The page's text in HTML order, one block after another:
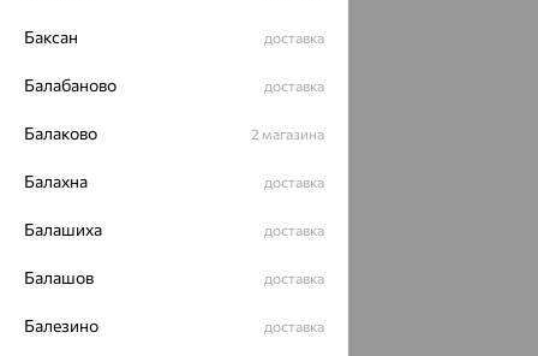
Баксан доставка
Балабаново доставка
Балаково 2 магазина
Балахна доставка
Балашиха доставка
Балашов доставка
Балезино доставка